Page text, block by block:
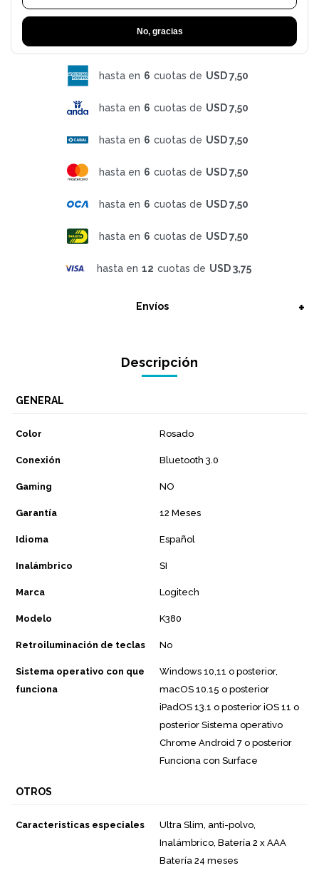
No, gracias
hasta en 6 cuotas de USD 7,50
hasta en 6 cuotas de USD 7,50
hasta en 6 cuotas de USD 7,50
hasta en 6 cuotas de USD 7,50
hasta en 6 cuotas de USD 7,50
hasta en 6 cuotas de USD 7,50
hasta en 12 cuotas de USD 3,75
Envíos
Descripción
GENERAL
Color Rosado
Conexión Bluetooth 3.0
Gaming NO
Garantía 12 Meses
Idioma Español
Inalámbrico SI
Marca Logitech
Modelo K380
Retroiluminación de teclas No
Sistema operativo con que
funciona
Windows 10,11 o posterior,
macOS 10.15 o posterior
iPadOS 13.1 o posterior iOS 11 o
posterior Sistema operativo
Chrome Android 7 o posterior
Funciona con Surface
OTROS
Caracteristicas especiales
Ultra Slim, anti-polvo,
Inalámbrico, Batería 2 x AAA
Batería 24 meses